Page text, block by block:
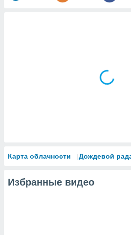
Карта облачности Дождевой
Избранные видео